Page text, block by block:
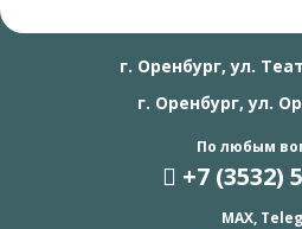
г. Оренбург, ул.
г. Оренбург, ул.
По любым
+7 (3532)
MAX,